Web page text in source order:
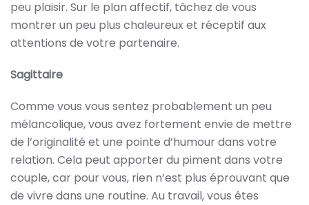
peu plaisir. Sur le plan affectif, tâchez de vous
montrer un peu plus chaleureux et réceptif aux
attentions de votre partenaire.
Sagittaire
Comme vous vous sentez probablement un peu
mélancolique, vous avez fortement envie de mettre
de l’originalité et une pointe d’humour dans votre
relation. Cela peut apporter du piment dans votre
couple, car pour vous, rien n’est plus éprouvant que
de vivre dans une routine. Au travail, vous êtes